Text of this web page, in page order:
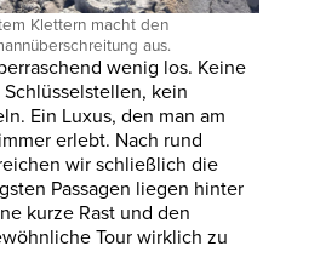
Klettern macht den
aus.
wenig los. Keine
kein
Ein Luxus, den man am
erlebt. Nach rund
wir schließlich die
Passagen liegen hinter
kurze Rast und den
Tour wirklich zu